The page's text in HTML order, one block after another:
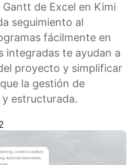
de Excel en Kimi
seguimiento al
fácilmente en
integradas te ayudan a
proyecto y simplificar
la gestión de
estructurada.